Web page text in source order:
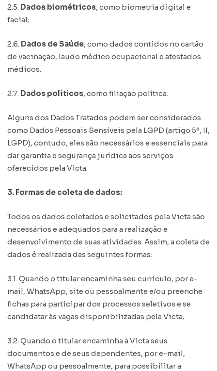
2.5. Dados biométricos, como biometria digital e
facial;
2.6. Dados de Saúde, como dados contidos no cartão
de vacinação, laudo médico ocupacional e atestados
médicos.
2.7. Dados políticos, como filiação política.
Alguns dos Dados Tratados podem ser considerados
como Dados Pessoais Sensíveis pela LGPD (artigo 5º, II,
LGPD), contudo, eles são necessários e essenciais para
dar garantia e segurança jurídica aos serviços
oferecidos pela Victa.
3. Formas de coleta de dados:
Todos os dados coletados e solicitados pela Victa são
necessários e adequados para a realização e
desenvolvimento de suas atividades. Assim, a coleta de
dados é realizada das seguintes formas:
3.1. Quando o titular encaminha seu currículo, por e-
mail, WhatsApp, site ou pessoalmente e/ou preenche
fichas para participar dos processos seletivos e se
candidatar às vagas disponibilizadas pela Victa;
3.2. Quando o titular encaminha à Victa seus
documentos e de seus dependentes, por e-mail,
WhatsApp ou pessoalmente, para possibilitar a